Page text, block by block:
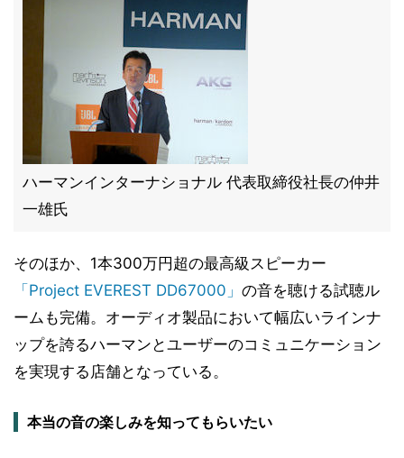
ハーマンインターナショナル 代表取締役社長の仲井
一雄氏
そのほか、1本300万円超の最高級スピーカー
「Project EVEREST DD67000」 の音を聴ける試聴ル
ームも完備。オーディオ製品において幅広いラインナ
ップを誇るハーマンとユーザーのコミュニケーション
を実現する店舗となっている。
本当の音の楽しみを知ってもらいたい